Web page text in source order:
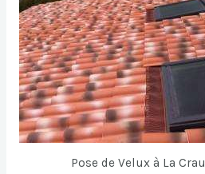
Pose de Velux à La Crau